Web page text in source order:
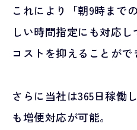
これにより「朝9時まで
しい時間指定にも対応
コストを抑えることがで
さらに当社は365日稼働
も増便対応が可能。